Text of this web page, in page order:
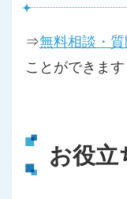
⇒無料相談・
ことができます
お役立